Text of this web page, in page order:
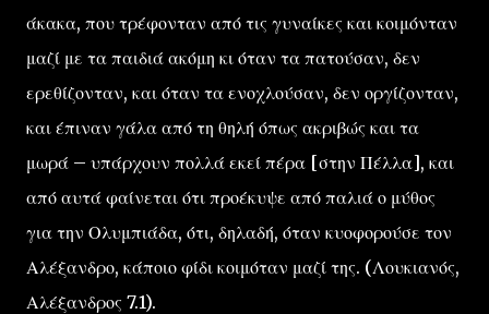
άκακα, που τρέφονταν από τις γυναίκες και κοιμόνταν
μαζί με τα παιδιά ακόμη κι όταν τα πατούσαν, δεν
ερεθίζονταν, και όταν τα ενοχλούσαν, δεν οργίζονταν,
και έπιναν γάλα από τη θηλή όπως ακριβώς και τα
μωρά – υπάρχουν πολλά εκεί πέρα [στην Πέλλα], και
από αυτά φαίνεται ότι προέκυψε από παλιά ο μύθος
για την Ολυμπιάδα, ότι, δηλαδή, όταν κυοφορούσε τον
Αλέξανδρο, κάποιο φίδι κοιμόταν μαζί της. (Λουκιανός,
Αλέξανδρος 7.1).